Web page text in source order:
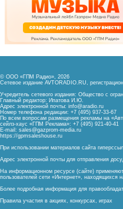
© ООО «ГПМ Радио», 2026
Сетевое издание AVTORADIO.RU,
Учредитель сетевого издания: Общество с
Главный редактор: Ипатова И.Ю.
Адрес электронной почты: info@aradio.ru
Номер телефона редакции: +7 (495) 937-33-67
По всем вопросам размещения рекламы на
сейлз-хаус «ГПМ Реклама»: +7 (495) 921-40-41
E-mail: sales@gazprom-media.ru
https://gpmsaleshouse.ru
При использовании материалов сайта
Адрес электронной почты для отправления
На информационном ресурсе (сайте)
пользователей сети «Интернет», находящихся
Более подробная информация для
Правила участия в акциях, конкурсах, играх